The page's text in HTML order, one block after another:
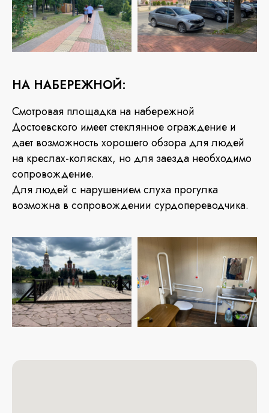
НА НАБЕРЕЖНОЙ:
Смотровая площадка на набережной
Достоевского имеет стеклянное ограждение и
дает возможность хорошего обзора для людей
на креслах-колясках, но для заезда необходимо
сопровождение.
Для людей с нарушением слуха прогулка
возможна в сопровождении сурдопереводчика.